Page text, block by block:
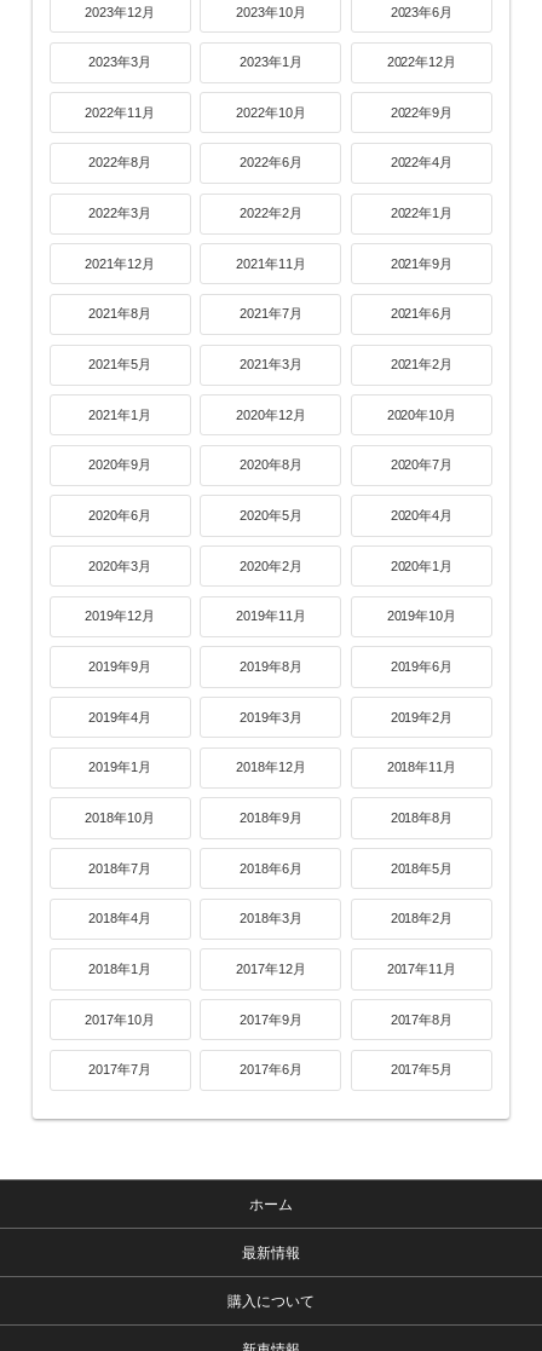
2023年12月 2023年10月 2023年6月
2023年3月 2023年1月 2022年12月
2022年11月 2022年10月 2022年9月
2022年8月 2022年6月 2022年4月
2022年3月 2022年2月 2022年1月
2021年12月 2021年11月 2021年9月
2021年8月 2021年7月 2021年6月
2021年5月 2021年3月 2021年2月
2021年1月 2020年12月 2020年10月
2020年9月 2020年8月 2020年7月
2020年6月 2020年5月 2020年4月
2020年3月 2020年2月 2020年1月
2019年12月 2019年11月 2019年10月
2019年9月 2019年8月 2019年6月
2019年4月 2019年3月 2019年2月
2019年1月 2018年12月 2018年11月
2018年10月 2018年9月 2018年8月
2018年7月 2018年6月 2018年5月
2018年4月 2018年3月 2018年2月
2018年1月 2017年12月 2017年11月
2017年10月 2017年9月 2017年8月
2017年7月 2017年6月 2017年5月
ホーム
最新情報
購入について